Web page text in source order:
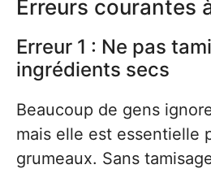
Erreurs courantes
Erreur 1 : Ne pas
ingrédients secs
Beaucoup de gens
mais elle est essentielle
grumeaux. Sans